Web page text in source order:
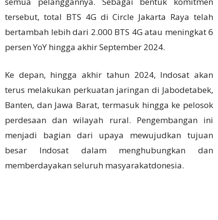
tersebut, total BTS 4G di Circle Jakarta Raya telah
bertambah lebih dari 2.000 BTS 4G atau meningkat 6
persen YoY hingga akhir September 2024.
Ke depan, hingga akhir tahun 2024, Indosat akan
terus melakukan perkuatan jaringan di Jabodetabek,
Banten, dan Jawa Barat, termasuk hingga ke pelosok
perdesaan dan wilayah rural. Pengembangan ini
menjadi bagian dari upaya mewujudkan tujuan
besar Indosat dalam menghubungkan dan
memberdayakan seluruh masyarakatdonesia.